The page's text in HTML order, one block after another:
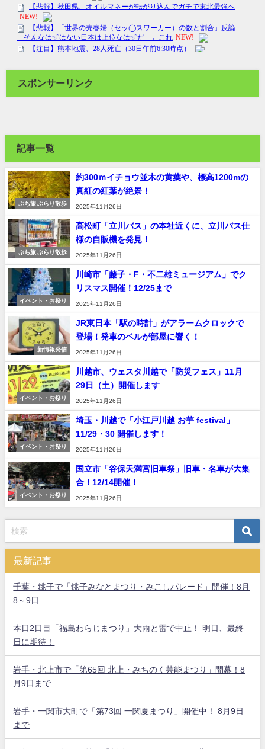
スポンサーリンク
記事一覧
ぷち旅 ぶらり散歩
約300ｍイチョウ並木の黄葉や、標高1200mの
真紅の紅葉が絶景！
2025年11月26日
ぷち旅 ぶらり散歩
高松町「立川バス」の本社近くに、立川バス仕
様の自販機を発見！
2025年11月26日
イベント・お祭り
川崎市「藤子・F・不二雄ミュージアム」でク
リスマス開催！12/25まで
2025年11月26日
新情報発信
JR東日本「駅の時計」がアラームクロックで
登場！発車のベルが部屋に響く！
2025年11月26日
イベント・お祭り
川越市、ウェスタ川越で「防災フェス」11月
29日（土）開催します
2025年11月26日
イベント・お祭り
埼玉・川越で「小江戸川越 お芋 festival」
11/29・30 開催します！
2025年11月26日
イベント・お祭り
国立市「谷保天満宮旧車祭」旧車・名車が大集
合！12/14開催！
2025年11月26日
最新記事
千葉・銚子で「銚子みなとまつり・みこしパレード」開催！8月
8～9日
本日2日目「福島わらじまつり」大雨と雷で中止！ 明日、最終
日に期待！
岩手・北上市で「第65回 北上・みちのく芸能まつり」開幕！8
月9日まで
岩手・一関市大町で「第73回 一関夏まつり」開催中！ 8月9日
まで